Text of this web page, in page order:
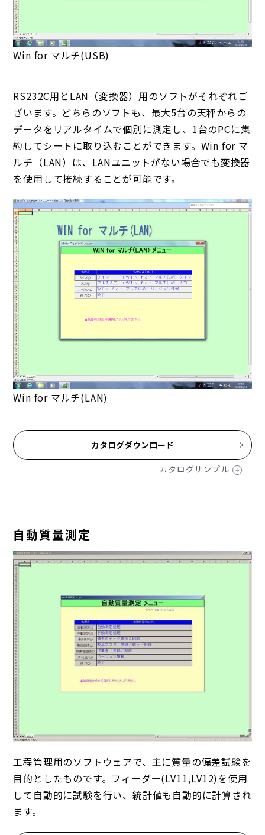
Win for マルチ(USB)
RS232C用とLAN（変換器）用のソフトがそれぞれご
ざいます。どちらのソフトも、最大5台の天秤からの
データをリアルタイムで個別に測定し、1台のPCに集
約してシートに取り込むことができます。Win for マ
ルチ（LAN）は、LANユニットがない場合でも変換器
を使用して接続することが可能です。
Win for マルチ(LAN)
カタログダウンロード
カタログサンプル
自動質量測定
工程管理用のソフトウェアで、主に質量の偏差試験を
目的としたものです。フィーダー(LV11,LV12)を使用
して自動的に試験を行い、統計値も自動的に計算され
ます。